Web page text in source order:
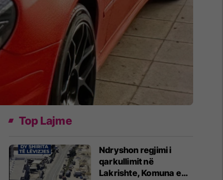
Top Lajme
Ndryshon regjimi i
qarkullimit në
Lakrishte, Komuna e